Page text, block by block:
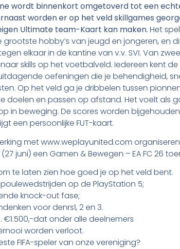
wordt binnenkort omgetoverd tot een
worden er op het veld skillgames
Ultimate team-Kaart kan maken. Het
grootste hobby’s van jeugd en jongeren, en
elkaar in de kantine van v.v. SVI. Van
skills op het voetbalveld. Iedereen kent de
uitdagende oefeningen die je behendigheid,
Op het veld ga je dribbelen tussen
doelen en passen op afstand. Het voelt als
in beweging. De scores worden
een persoonlijke FUT-kaart.
met www.weplayunited.com
juni) een Gamen & Bewegen – EA FC 26
te laten zien hoe goed je op het veld bent.
op de PlayStation 5;
knock-out fase;
voor denrs1, 2 en 3.
€1.500,-dat onder alle deelnemers
worden verloot.
FIFA-speler van onze vereniging?